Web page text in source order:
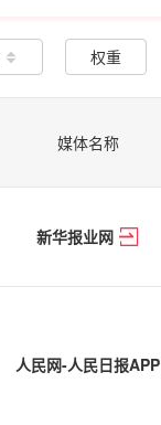
权重
媒体名称
新华报业网
人民网-人民日报APP